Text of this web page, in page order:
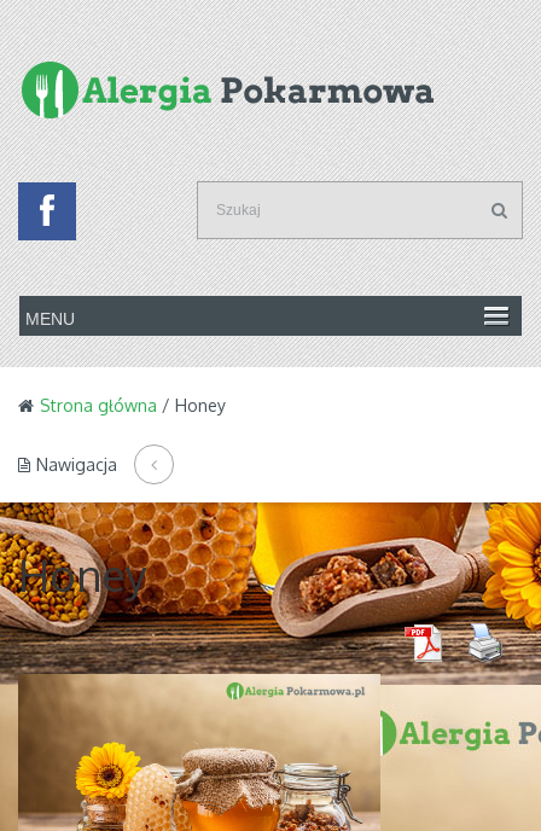
Strona główna / Honey
Nawigacja
Honey